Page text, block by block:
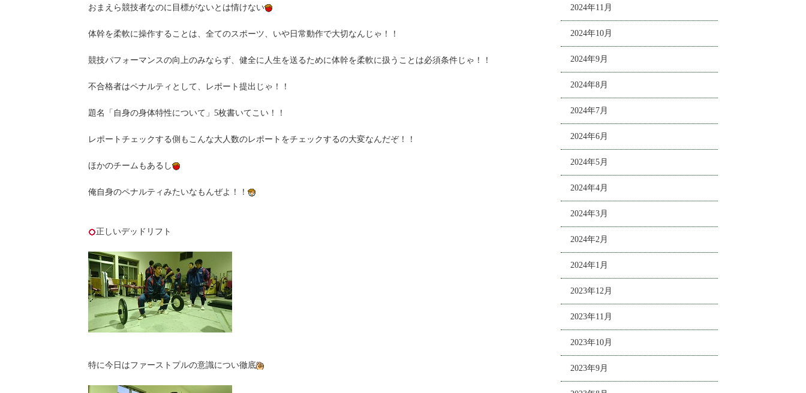
おまえら競技者なのに目標がないとは情けない
体幹を柔軟に操作することは、全てのスポーツ、いや日常動作で大切なんじゃ！！
競技パフォーマンスの向上のみならず、健全に人生を送るために体幹を柔軟に扱うことは必須条件じゃ！！
不合格者はペナルティとして、レポート提出じゃ！！
題名「自身の身体特性について」5枚書いてこい！！
レポートチェックする側もこんな大人数のレポートをチェックするの大変なんだぞ！！
ほかのチームもあるし
俺自身のペナルティみたいなもんぜよ！！
正しいデッドリフト
特に今日はファーストプルの意識につい徹底
2024年11月
2024年10月
2024年9月
2024年8月
2024年7月
2024年6月
2024年5月
2024年4月
2024年3月
2024年2月
2024年1月
2023年12月
2023年11月
2023年10月
2023年9月